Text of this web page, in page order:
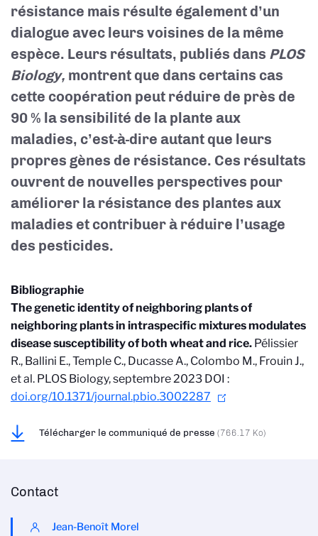
résistance mais résulte également d’un
dialogue avec leurs voisines de la même
espèce. Leurs résultats, publiés dans PLOS
Biology, montrent que dans certains cas
cette coopération peut réduire de près de
90 % la sensibilité de la plante aux
maladies, c’est-à-dire autant que leurs
propres gènes de résistance. Ces résultats
ouvrent de nouvelles perspectives pour
améliorer la résistance des plantes aux
maladies et contribuer à réduire l’usage
des pesticides.
Bibliographie
The genetic identity of neighboring plants of
neighboring plants in intraspecific mixtures modulates
disease susceptibility of both wheat and rice. Pélissier
R., Ballini E., Temple C., Ducasse A., Colombo M., Frouin J.,
et al. PLOS Biology, septembre 2023 DOI :
doi.org/10.1371/journal.pbio.3002287
Télécharger le communiqué de presse (766.17 Ko)
Contact
Jean-Benoît Morel